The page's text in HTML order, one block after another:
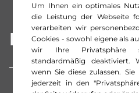
Um Ihnen ein optimales
die Leistung der Webseite
verarbeiten wir
Cookies - sowohl eigene als
wir Ihre Privatsphäre
standardmäßig deaktiviert.
wenn Sie diese zulassen.
jederzeit in den
Beschreibung